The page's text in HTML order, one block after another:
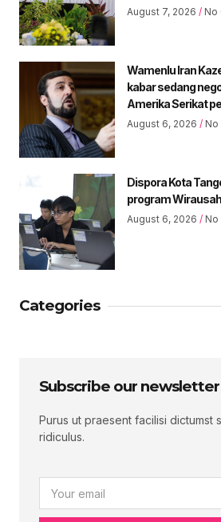
August 7, 2026 No
Wamenlu Iran
kabar sedang
Amerika Serikat
August 6, 2026
Dispora Kota
program
August 6, 2026
Categories
Subscribe our newsletter
Purus ut praesent facilisi dictumst
ridiculus.